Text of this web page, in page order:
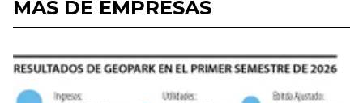
MÁS DE EMPRESAS